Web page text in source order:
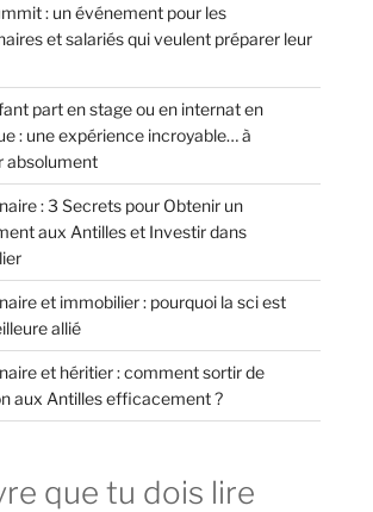
: un événement pour les
et salariés qui veulent préparer leur
part en stage ou en internat en
: une expérience incroyable… à
absolument
: 3 Secrets pour Obtenir un
aux Antilles et Investir dans
et immobilier : pourquoi la sci est
allié
et héritier : comment sortir de
aux Antilles efficacement ?
que tu dois lire